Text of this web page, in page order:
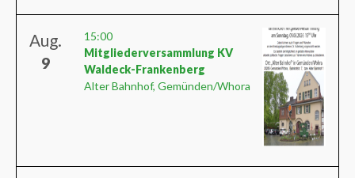
Aug.
9
15:00
Mitgliederversammlung KV
Waldeck-Frankenberg
Alter Bahnhof, Gemünden/Whora